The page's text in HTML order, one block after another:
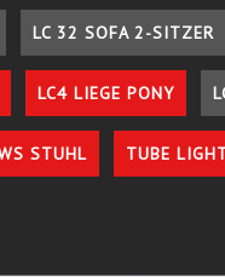
LC 32 SOFA 2-SITZER
LC4 LIEGE PONY
STUHL TUBE